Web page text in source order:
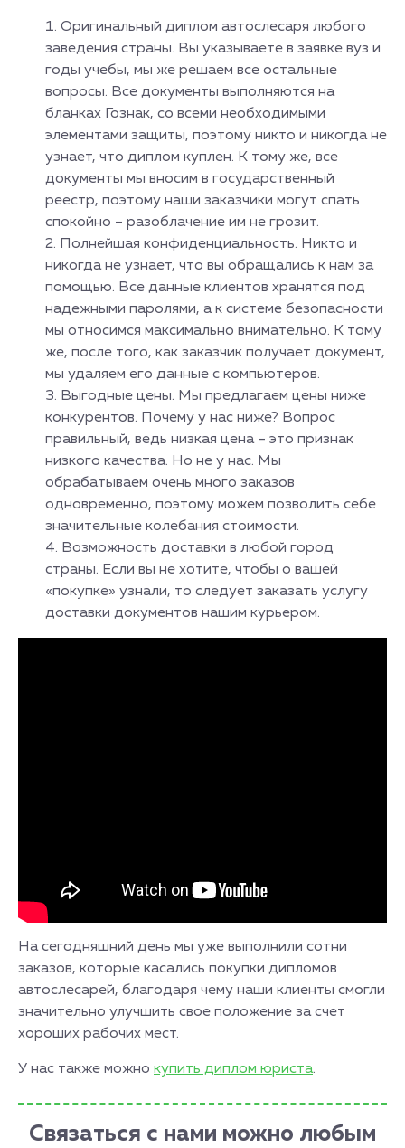
Оригинальный диплом автослесаря любого
заведения страны. Вы указываете в заявке вуз и
годы учебы, мы же решаем все остальные
вопросы. Все документы выполняются на
бланках Гознак, со всеми необходимыми
элементами защиты, поэтому никто и никогда не
узнает, что диплом куплен. К тому же, все
документы мы вносим в государственный
реестр, поэтому наши заказчики могут спать
спокойно – разоблачение им не грозит.
Полнейшая конфиденциальность. Никто и
никогда не узнает, что вы обращались к нам за
помощью. Все данные клиентов хранятся под
надежными паролями, а к системе безопасности
мы относимся максимально внимательно. К тому
же, после того, как заказчик получает документ,
мы удаляем его данные с компьютеров.
Выгодные цены. Мы предлагаем цены ниже
конкурентов. Почему у нас ниже? Вопрос
правильный, ведь низкая цена – это признак
низкого качества. Но не у нас. Мы
обрабатываем очень много заказов
одновременно, поэтому можем позволить себе
значительные колебания стоимости.
Возможность доставки в любой город
страны. Если вы не хотите, чтобы о вашей
«покупке» узнали, то следует заказать услугу
доставки документов нашим курьером.
На сегодняшний день мы уже выполнили сотни
заказов, которые касались покупки дипломов
автослесарей, благодаря чему наши клиенты смогли
значительно улучшить свое положение за счет
хороших рабочих мест.
У нас также можно купить диплом юриста.
Связаться с нами можно любым